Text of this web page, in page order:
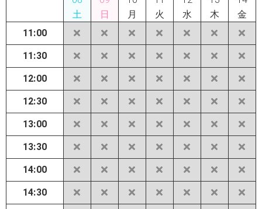
土
日
月
火
水
木
金
11:00
11:30
12:00
12:30
13:00
13:30
14:00
14:30